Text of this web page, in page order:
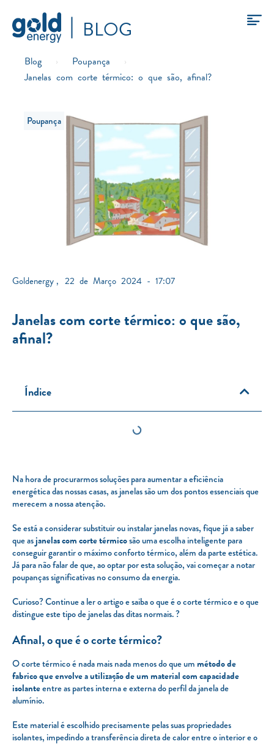
BLOG
Blog › Poupança
›
Janelas com corte térmico: o que são, afinal?
Poupança
Goldenergy 22 de Março 2024 - 17:07
Janelas com corte térmico: o que são,
afinal?
Índice
Na hora de procurarmos soluções para aumentar a eficiência
energética das nossas casas, as janelas são um dos pontos essenciais que
merecem a nossa atenção.
Se está a considerar substituir ou instalar janelas novas, fique já a saber
que asjanelas com corte térmicosão uma escolha inteligente para
conseguir garantir o máximo conforto térmico, além da parte estética.
Já para não falar de que, ao optar por esta solução, vai começar a notar
poupanças significativas no consumo da energia.
Curioso? Continue a ler o artigo e saiba o que é o corte térmico e o que
distingue este tipo de janelas das ditas normais. ?
Afinal, o que é o corte térmico?
O corte térmico é nada mais nada menos do que um método de
fabrico que envolve a utilização de um material com capacidade
isolanteentre as partes interna e externa do perfil da janela de
alumínio.
Este material é escolhido precisamente pelas suas propriedades
isolantes, impedindo a transferência direta de calor entre o interior e o